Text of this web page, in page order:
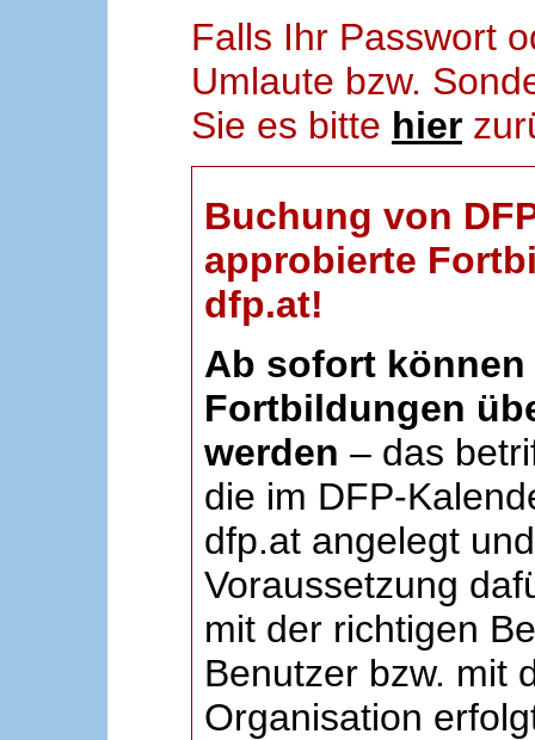
Falls Ihr Passwort
Umlaute bzw.
Sie es bitte hier
Buchung von
approbierte
dfp.at!
Ab sofort können
Fortbildungen
werden – das
die im DFP-
dfp.at angelegt
Voraussetzung
mit der richtigen
Benutzer bzw. mit
Organisation